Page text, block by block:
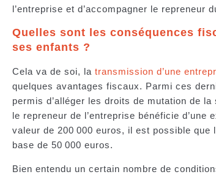
l’entreprise et d’accompagner le
Quelles sont les conséquences
ses enfants ?
Cela va de soi, la transmission d’une
quelques avantages fiscaux. Parmi ces
permis d’alléger les droits de mutation de
le repreneur de l’entreprise bénéficie d’une
valeur de 200 000 euros, il est possible
base de 50 000 euros.
Bien entendu un certain nombre de